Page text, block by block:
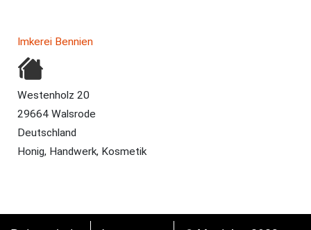
Imkerei Bennien
Westenholz 20
29664 Walsrode
Deutschland
Honig, Handwerk, Kosmetik